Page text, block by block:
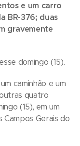
e um carro
BR-376; duas
gravemente
domingo (15).
caminhão e um
quatro
(15), em um
Campos Gerais do